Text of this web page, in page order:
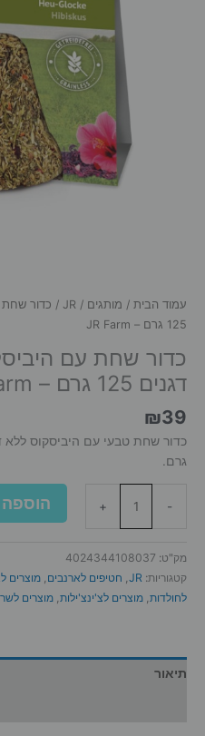
עמוד הבית / מותגים /
JR / כדור שחת
125 גרם – JR Farm
כדור שחת עם
דגנים 125 גרם – JR Farm
₪39
גרם.
-
שחת
עם
היביסקוס
125
+
מק"ט: 4024344108037
קטגוריות: JR חטיפים לארנבים מוצרים
לחולדות מוצרים לצ'ינצ'ילות מוצרים
תיאור